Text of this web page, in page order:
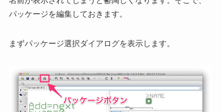
パッケージを編集しておきます。
まずパッケージ選択ダイアログを表示します。